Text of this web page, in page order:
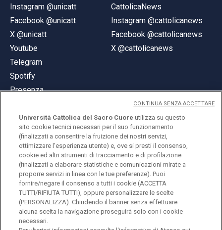
Instagram @unicatt
Facebook @unicatt
X @unicatt
Youtube
Telegram
Spotify
Presenza
CattolicaNews
Instagram @cattolicanews
Facebook @cattolicanews
X @cattolicanews
© Università Cattolica del Sacro Cuore
Largo A. Gemelli 1, 20123 Milano
PI 02133120150
ENGLISH
Università Cattolica del Sacro Cuore utilizza su questo
sito cookie tecnici necessari per il suo funzionamento
(finalizzati a consentire la fruizione dei nostri servizi,
ottimizzare l'esperienza utente) e, ove si presti il consenso,
cookie ed altri strumenti di tracciamento e di profilazione
(finalizzati a elaborare statistiche e comunicazioni mirate a
proporre servizi in linea con le tue preferenze). Puoi
fornire/negare il consenso a tutti i cookie (ACCETTA
TUTTI/RIFIUTA TUTTI), oppure personalizzare le scelte
(PERSONALIZZA). Chiudendo il banner senza effettuare
alcuna scelta la navigazione proseguirà solo con i cookie
necessari.
CONTINUA SENZA ACCETTARE